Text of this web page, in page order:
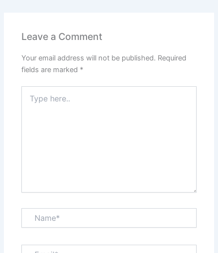
Leave a Comment
Your email address will not be published. Required
fields are marked *
here..